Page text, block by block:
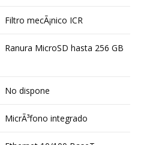
Filtro mecÃ¡nico ICR
Ranura MicroSD hasta 256 GB
No dispone
MicrÃ³fono integrado